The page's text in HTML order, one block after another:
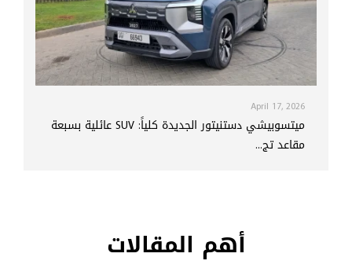
April 17, 2026
ميتسوبيشي دستنيتور الجديدة كلياً: SUV عائلية بسبعة
مقاعد تج...
أهم المقالات